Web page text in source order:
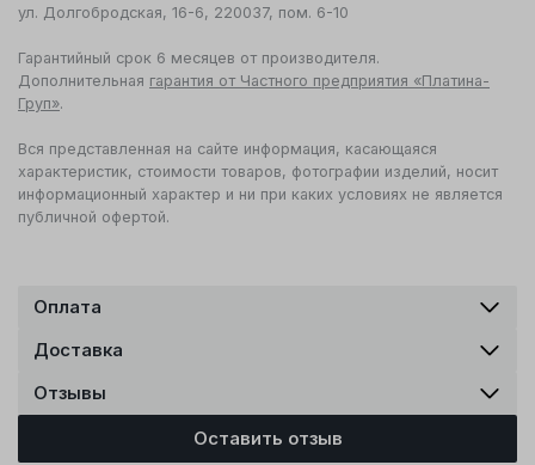
ул. Долгобродская, 16-6, 220037, пом. 6-10
Гарантийный срок 6 месяцев от производителя.
Дополнительная гарантия от Частного предприятия «Платина-
Груп».
Вся представленная на сайте информация, касающаяся
характеристик, стоимости товаров, фотографии изделий, носит
информационный характер и ни при каких условиях не является
публичной офертой.
Оплата
Доставка
Отзывы
Оставить отзыв